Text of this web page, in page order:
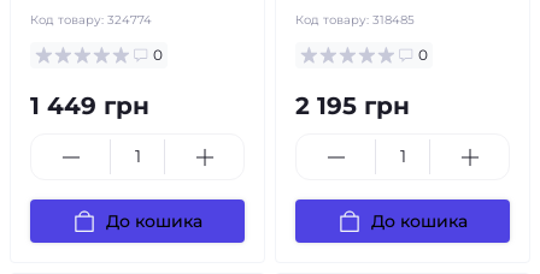
Код товару: 324774
0
1 449 грн
До кошика
Код товару: 318485
0
2 195 грн
До кошика